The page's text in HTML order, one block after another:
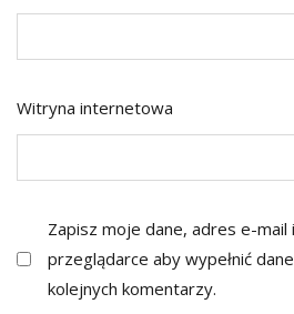
Witryna internetowa
Zapisz moje dane, adres e-
przeglądarce aby wypełnić
kolejnych komentarzy.